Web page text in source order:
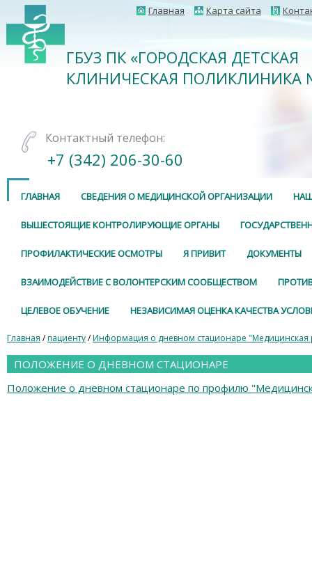
Главная Карта сайта
ГБУЗ ПК «ГОРОДСКАЯ ДЕТСКАЯ
КЛИНИЧЕСКАЯ ПОЛИКЛИНИКА
Контактный телефон:
+7 (342) 206-30-60
ГЛАВНАЯ СВЕДЕНИЯ О МЕДИЦИНСКОЙ ОРГАНИЗАЦИИ
ВЫШЕСТОЯЩИЕ КОНТРОЛИРУЮЩИЕ ОРГАНЫ
ПРОФИЛАКТИЧЕСКИЕ ОСМОТРЫ Я ПРИВИТ ДОКУМЕНТЫ
ВЗАИМОДЕЙСТВИЕ С ВОЛОНТЕРСКИМ СООБЩЕСТВОМ
ЦЕЛЕВОЕ ОБУЧЕНИЕ НЕЗАВИСИМАЯ ОЦЕНКА КАЧЕСТВА
Главная /пациенту/Информация о дневном стационаре "Медицинская
ПОЛОЖЕНИЕ О ДНЕВНОМ СТАЦИОНАРЕ
Положение о дневном стационаре по профилю